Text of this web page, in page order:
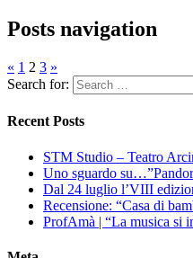
Posts navigation
« 1 2 3 »
Search for:
Recent Posts
STM Studio – Teatro
Uno sguardo
Dal 24 luglio l’VIII
Recensione: “Casa di
ProfAmà | “La musica si